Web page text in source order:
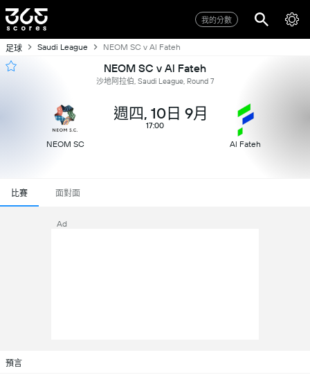
我的分數
足球 Saudi League NEOM SC v Al Fateh
NEOM SC v Al Fateh
沙地阿拉伯, Saudi League, Round 7
NEOM SC
週四, 10日 9月
17:00
Al Fateh
比賽 面對面
Ad
預言